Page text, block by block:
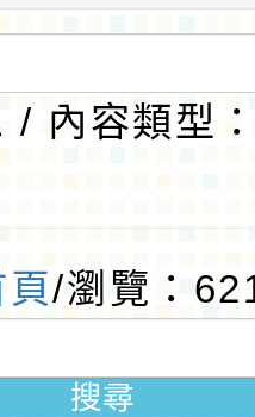
種類日程
小全球資
/ 內容類型
頁/瀏覽：
搜尋